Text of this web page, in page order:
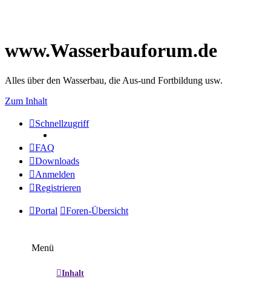
www.Wasserbauforum.de
Alles über den Wasserbau, die Aus-und Fortbildung usw.
Zum Inhalt
Schnellzugriff
FAQ
Downloads
Anmelden
Registrieren
Portal Foren-Übersicht
Menü
Inhalt